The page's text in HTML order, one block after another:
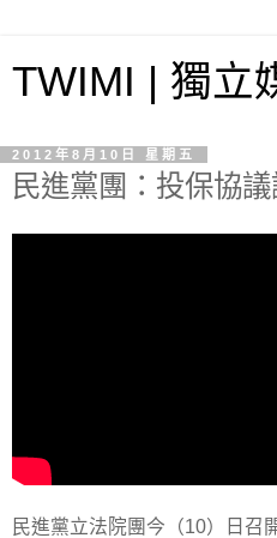
TWIMI | 獨立
2012年8月10日 星期五
民進黨團：投保協
民進黨立法院團今（10）日召